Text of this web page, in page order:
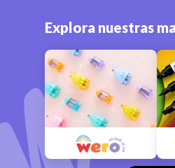
Explora nuestras